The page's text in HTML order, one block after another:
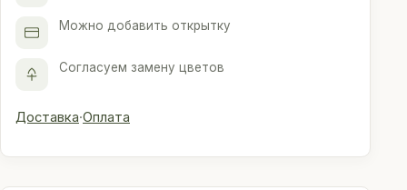
Можно добавить открытку
Согласуем замену цветов
Доставка·Оплата